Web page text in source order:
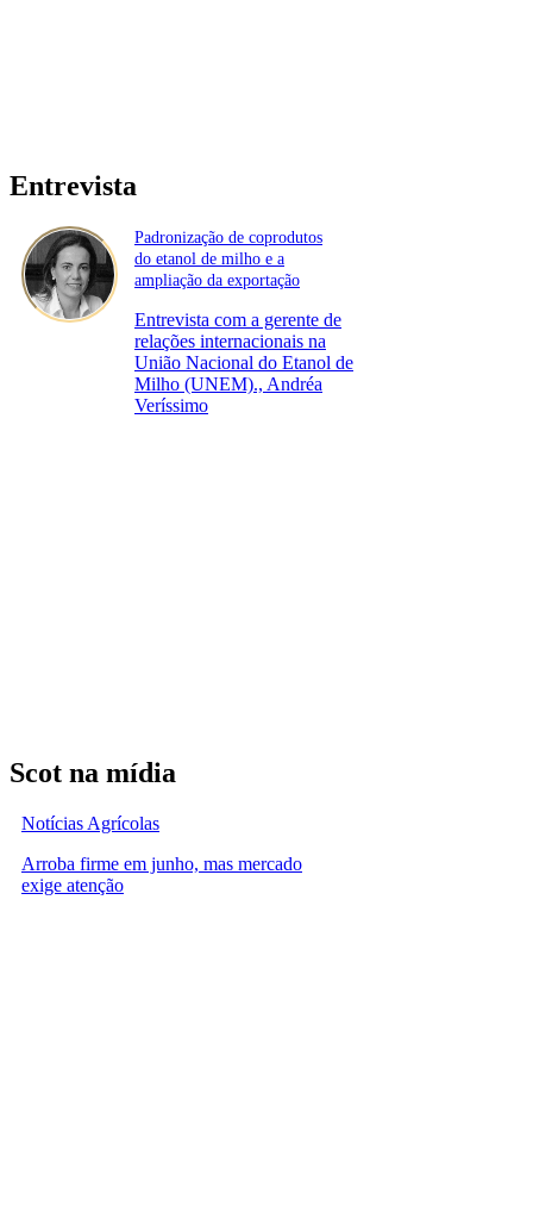
Entrevista
Padronização de coprodutos
do etanol de milho e a
ampliação da exportação
Entrevista com a gerente de
relações internacionais na
União Nacional do Etanol de
Milho (UNEM)., Andréa
Veríssimo
Scot na mídia
Notícias Agrícolas
Arroba firme em junho, mas mercado
exige atenção